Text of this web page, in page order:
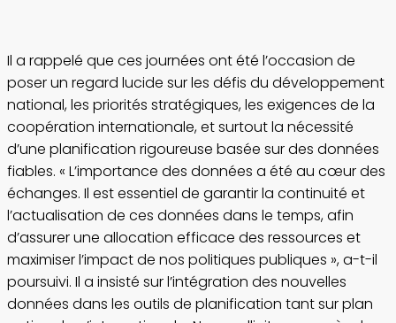
Il a rappelé que ces journées ont été l’occasion de
poser un regard lucide sur les défis du développement
national, les priorités stratégiques, les exigences de la
coopération internationale, et surtout la nécessité
d’une planification rigoureuse basée sur des données
fiables. « L’importance des données a été au cœur des
échanges. Il est essentiel de garantir la continuité et
l’actualisation de ces données dans le temps, afin
d’assurer une allocation efficace des ressources et
maximiser l’impact de nos politiques publiques », a-t-il
poursuivi. Il a insisté sur l’intégration des nouvelles
données dans les outils de planification tant sur plan